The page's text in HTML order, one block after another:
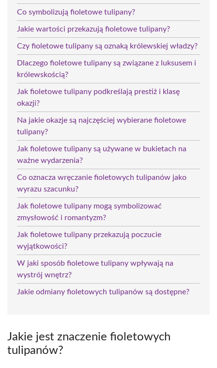
Co symbolizują fioletowe tulipany?
Jakie wartości przekazują fioletowe tulipany?
Czy fioletowe tulipany są oznaką królewskiej władzy?
Dlaczego fioletowe tulipany są związane z luksusem i
królewskością?
Jak fioletowe tulipany podkreślają prestiż i klasę
okazji?
Na jakie okazje są najczęściej wybierane fioletowe
tulipany?
Jak fioletowe tulipany są używane w bukietach na
ważne wydarzenia?
Co oznacza wręczanie fioletowych tulipanów jako
wyrazu szacunku?
Jak fioletowe tulipany mogą symbolizować
zmysłowość i romantyzm?
Jak fioletowe tulipany przekazują poczucie
wyjątkowości?
W jaki sposób fioletowe tulipany wpływają na
wystrój wnętrz?
Jakie odmiany fioletowych tulipanów są dostępne?
Jakie jest znaczenie fioletowych
tulipanów?